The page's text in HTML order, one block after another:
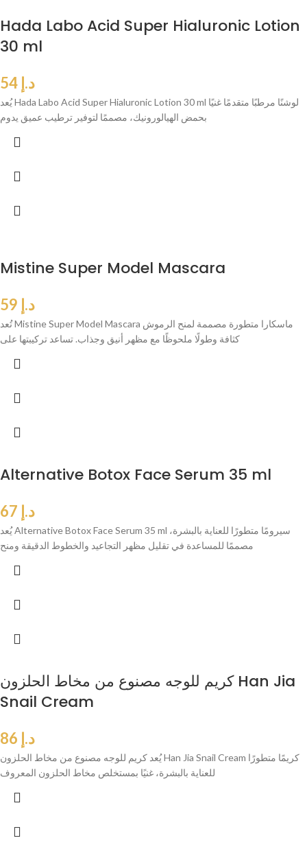
Hada Labo Acid Super Hialuronic Lotion
30 ml
د.إ
يُعد Hada Labo Acid Super Hialuronic Lotion 30 ml لوشنًا مرطبًا متقدمًا غنيًا
بحمض الهيالورونيك، مصممًا لتوفير ترطيب عميق يدوم
Mistine Super Model Mascara
د.إ
تُعد Mistine Super Model Mascara ماسكارا متطورة مصممة لمنح الرموش
كثافة وطولًا ملحوظًا مع مظهر أنيق وجذاب. تساعد تركيبتها على
Alternative Botox Face Serum 35 ml
د.إ
يُعد Alternative Botox Face Serum 35 ml سيرومًا متطورًا للعناية بالبشرة،
مصممًا للمساعدة في تقليل مظهر التجاعيد والخطوط الدقيقة ومنح
كريم للوجه مصنوع من مخاط الحلزون Han Jia
Snail Cream
د.إ
يُعد كريم للوجه مصنوع من مخاط الحلزون Han Jia Snail Cream كريمًا متطورًا
للعناية بالبشرة، غنيًا بمستخلص مخاط الحلزون المعروف